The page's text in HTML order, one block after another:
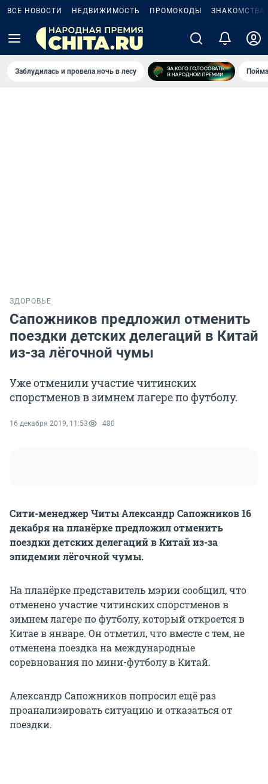
ВСЕ НОВОСТИ НЕДВИЖИМОСТЬ ПРОМОКОДЫ ЗНАКОМСТВА
Заблудилась и провела ночь в лесу
ЗДОРОВЬЕ
Сапожников предложил отменить
поездки детских делегаций в Китай
из-за лёгочной чумы
Уже отменили участие читинских
спорстменов в зимнем лагере по футболу.
16 декабря 2019, 11:53 480
Сити-менеджер Читы Александр Сапожников 16
декабря на планёрке предложил отменить
поездки детских делегаций в Китай из-за
эпидемии лёгочной чумы.
На планёрке представитель мэрии сообщил, что
отменено участие читинских спорстменов в
зимнем лагере по футболу, который откроется в
Китае в январе. Он отметил, что вместе с тем, не
отменена поездка на международные
соревнования по мини-футболу в Китай.
Александр Сапожников попросил ещё раз
проанализировать ситуацию и отказаться от
поездки.